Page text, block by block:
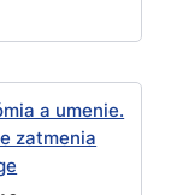
a umenie.
zatmenia